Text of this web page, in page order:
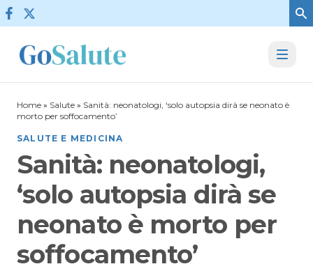
Vai al contenuto
Home » Salute » Sanità: neonatologi, ‘solo autopsia dirà se neonato è
morto per soffocamento’
SALUTE E MEDICINA
Sanità: neonatologi,
‘solo autopsia dirà se
neonato è morto per
soffocamento’